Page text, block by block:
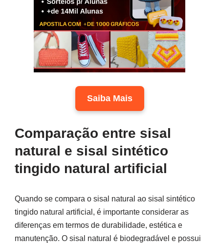
Saiba Mais
Comparação entre sisal
natural e sisal sintético
tingido natural artificial
Quando se compara o sisal natural ao sisal sintético
tingido natural artificial, é importante considerar as
diferenças em termos de durabilidade, estética e
manutenção. O sisal natural é biodegradável e possui